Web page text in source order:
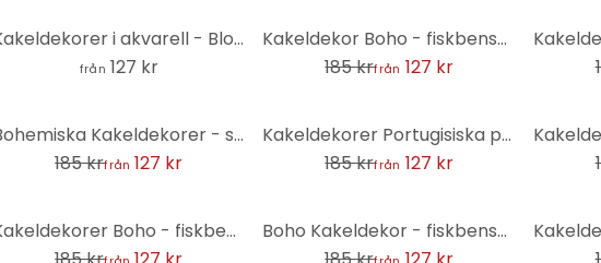
Kakeldekorer i akvarell - Blomma grön - set om 12
från 127 kr
Kakeldekor Boho - fiskbensmönster salvia rosa grön - set om 12
185 krfrån 127 kr
Bohemiska Kakeldekorer - set om 12
185 krfrån 127 kr
Kakeldekorer Portugisiska plattor - set om 12
185 krfrån 127 kr
Kakeldekorer Boho - fiskbensmönster enkelt - blågrön - set om 12
Boho Kakeldekor - fiskbensmönster salvia - set om 12